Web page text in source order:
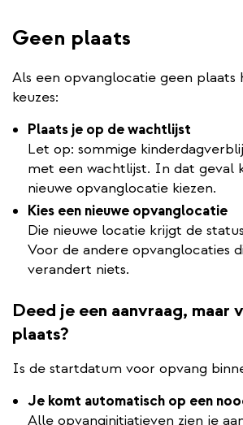
Geen plaats
Als een opvanglocatie geen plaats
keuzes:
Plaats je op de wachtlijst
Let op: sommige
met een wachtlijst. In dat geval
nieuwe opvanglocatie kiezen.
Kies een nieuwe opvanglocatie
Die nieuwe locatie krijgt de
Voor de andere opvanglocaties
verandert niets.
Deed je een aanvraag, maar
plaats?
Is de startdatum voor opvang
Je komt automatisch op een
Alle opvanginitiatieven zien je